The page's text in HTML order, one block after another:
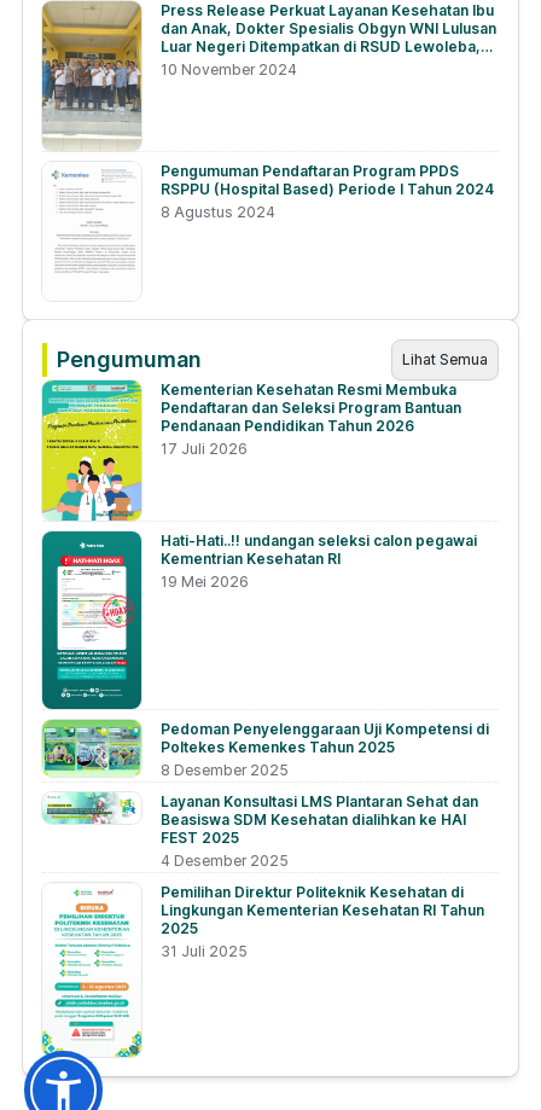
Press Release Perkuat Layanan Kesehatan Ibu
dan Anak, Dokter Spesialis Obgyn WNI Lulusan
Luar Negeri Ditempatkan di RSUD Lewoleba,
NTT
10 November 2024
Pengumuman Pendaftaran Program PPDS
RSPPU (Hospital Based) Periode I Tahun 2024
8 Agustus 2024
Pengumuman
Lihat Semua
Kementerian Kesehatan Resmi Membuka
Pendaftaran dan Seleksi Program Bantuan
Pendanaan Pendidikan Tahun 2026
17 Juli 2026
Hati-Hati..!! undangan seleksi calon pegawai
Kementrian Kesehatan RI
19 Mei 2026
Pedoman Penyelenggaraan Uji Kompetensi di
Poltekes Kemenkes Tahun 2025
8 Desember 2025
Layanan Konsultasi LMS Plantaran Sehat dan
Beasiswa SDM Kesehatan dialihkan ke HAI
FEST 2025
4 Desember 2025
Pemilihan Direktur Politeknik Kesehatan di
Lingkungan Kementerian Kesehatan RI Tahun
2025
31 Juli 2025